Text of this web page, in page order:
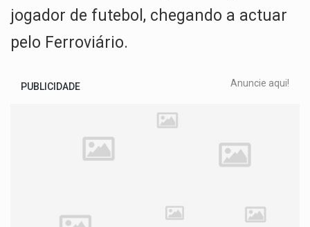
jogador de futebol, chegando a actuar
pelo Ferroviário.
PUBLICIDADE Anuncie aqui!